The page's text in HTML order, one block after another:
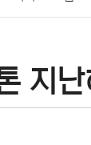
의학 경제
지